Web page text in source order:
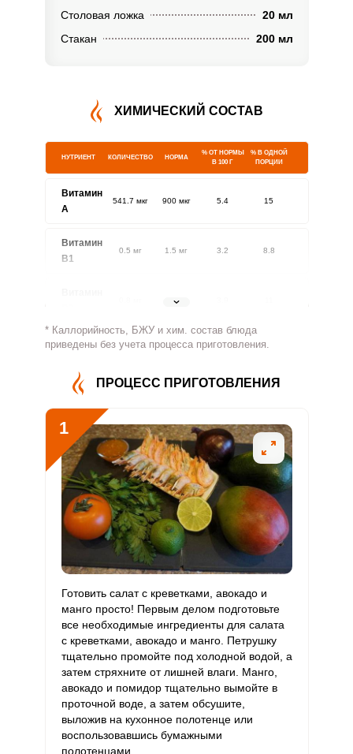
Столовая ложка
20 мл
Стакан
200 мл
ХИМИЧЕСКИЙ СОСТАВ
НУТРИЕНТ КОЛИЧЕСТВО НОРМА
% ОТ НОРМЫ
В 100 Г
% В ОДНОЙ
ПОРЦИИ
Витамин
A
541.7 мкг 900 мкг 5.4 15
Витамин
В1
0.5 мг 1.5 мг 3.2 8.8
1.8 мг
Витамин
348.4 мг 500 мг 6.3 17.4
Витамин
В5
Витамин
В6
2 мг 2 мг 9.1 25.4
Витамин
В9
526.3 мкг 400 мкг 11.8 32.9
Витамин
3.4 мкг 3 мкг 10.1 28.1
Витамин
С
141.7 мкг 90 мкг 14.2 39.4
Витамин
D
0.5 мкг 10 мкг 1.4
Витамин
E
Биотин 1.8 мг 50 мг 0.3
* Каллорийность, БЖУ и хим. состав блюда
приведены без учета процесса приготовления.
ПРОЦЕСС ПРИГОТОВЛЕНИЯ
1
Готовить салат с креветками, авокадо и
манго просто! Первым делом подготовьте
все необходимые ингредиенты для салата
с креветками, авокадо и манго. Петрушку
тщательно промойте под холодной водой, а
затем стряхните от лишней влаги. Манго,
авокадо и помидор тщательно вымойте в
проточной воде, а затем обсушите,
выложив на кухонное полотенце или
воспользовавшись бумажными
полотенцами.